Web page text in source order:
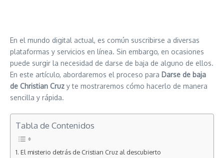
En el mundo digital actual, es común suscribirse a diversas
plataformas y servicios en línea. Sin embargo, en ocasiones
puede surgir la necesidad de darse de baja de alguno de ellos.
En este artículo, abordaremos el proceso para Darse de baja
de Christian Cruz y te mostraremos cómo hacerlo de manera
sencilla y rápida.
Tabla de Contenidos
El misterio detrás de Cristian Cruz al descubierto